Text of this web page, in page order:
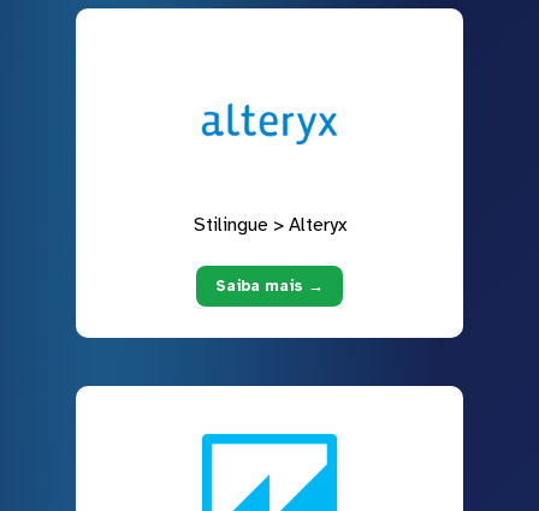
Stilingue > Alteryx
Saiba mais →